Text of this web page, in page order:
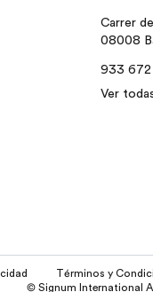
Carrer
08008
933
Ver
Términos y
© Signum International